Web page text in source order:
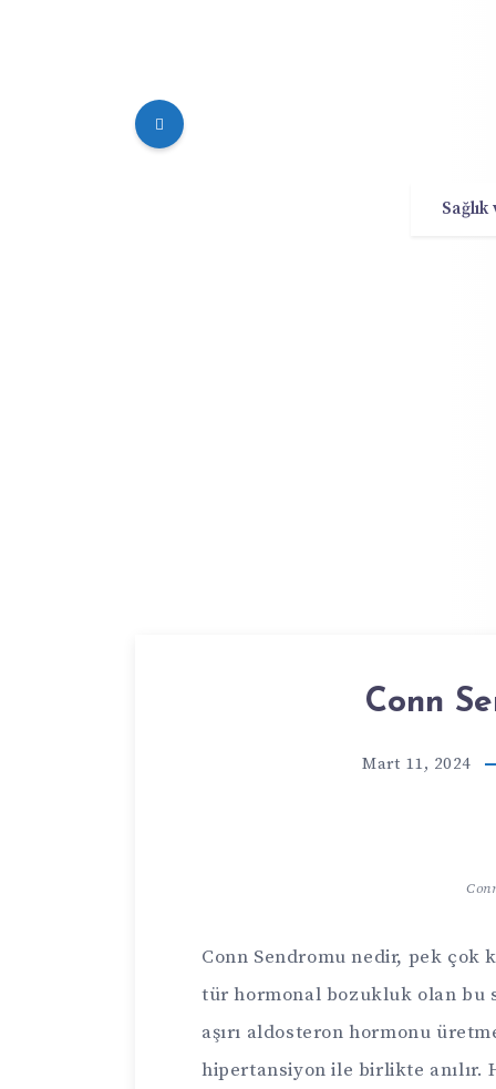
Sağlık
Conn
Mart 11, 2024
Conn Sendromu nedir, pek çok
tür hormonal bozukluk olan bu
aşırı aldosteron hormonu
hipertansiyon ile birlikte anılır.